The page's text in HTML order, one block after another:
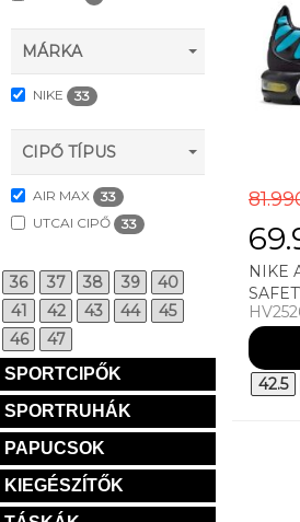
MÁRKA
NIKE 33
CIPŐ TÍPUS
AIR MAX
33
UTCAI CIPŐ
33
36 37 38 39
40
41
42 43 44
45
46
47
SPORTCIPŐK
SPORTRUHÁK
PAPUCSOK
KIEGÉSZÍTŐK
NIKE
CIPŐ
42.5